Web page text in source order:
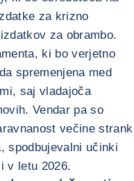
za krizno
za obrambo.
ki bo verjetno
spremenjena med
saj vladajoča
Vendar pa so
večine strank
spodbujevalni učinki
v letu 2026.